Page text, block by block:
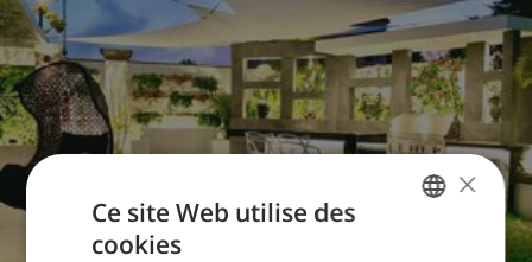
×
Ce site Web utilise des
cookies